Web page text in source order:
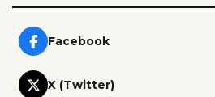
Facebook
X (Twitter)